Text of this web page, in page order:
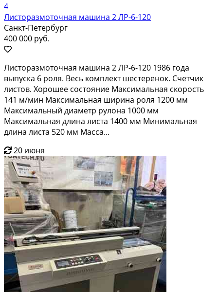
4
Листоразмоточная машина 2 ЛР-6-120
Санкт-Петербург
400 000 руб.
Листоразмоточная машина 2 ЛР-6-120 1986 года
выпуска 6 роля. Весь комплект шестеренок. Счетчик
листов. Хорошее состояние Максимальная скорость
141 м/мин Максимальная ширина роля 1200 мм
Максимальный диаметр рулона 1000 мм
Максимальная длина листа 1400 мм Минимальная
длина листа 520 мм Масса...
20 июня